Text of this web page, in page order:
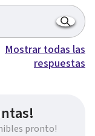
Mostrar todas las
respuestas
pronto!